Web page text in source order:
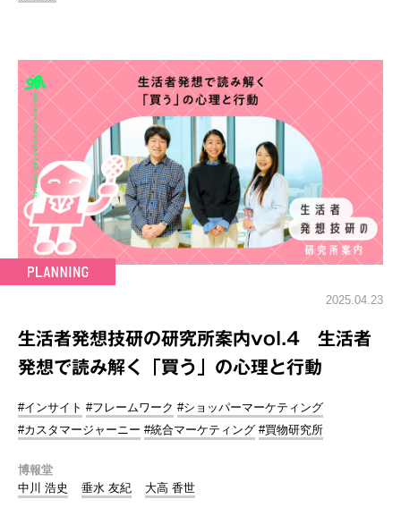
2025.04.23
生活者発想技研の研究所案内vol.4 生活者
発想で読み解く「買う」の心理と行動
#インサイト #フレームワーク #ショッパーマーケティング
#カスタマージャーニー #統合マーケティング #買物研究所
博報堂
中川 浩史
垂水 友紀 大高 香世